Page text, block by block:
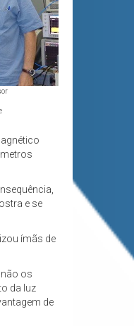
e se
ímãs de
os
da luz
de